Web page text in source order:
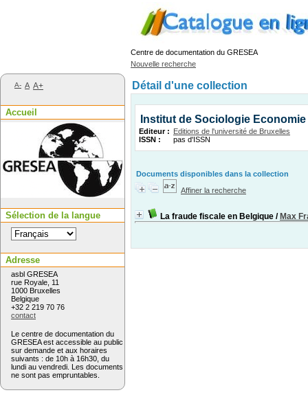
Centre de documentation du GRESEA
Nouvelle recherche
Détail d'une collection
Institut de Sociologie
Editeur : Editions de l'université de Bruxelles
ISSN :
pas d'ISSN
Documents disponibles dans la collection
Affiner la recherche
La fraude fiscale en Belgique / Max
A- A A+
Accueil
Sélection de la langue
Adresse
asbl GRESEA
rue Royale, 11
1000 Bruxelles
Belgique
+32 2 219 70 76
contact
Le centre de documentation du
GRESEA est accessible au public
sur demande et aux horaires
suivants : de 10h à 16h30, du
lundi au vendredi. Les documents
ne sont pas empruntables.